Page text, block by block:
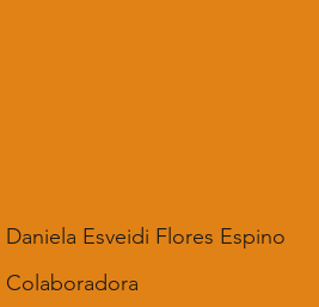
Daniela Esveidi Flores Espino
Colaboradora